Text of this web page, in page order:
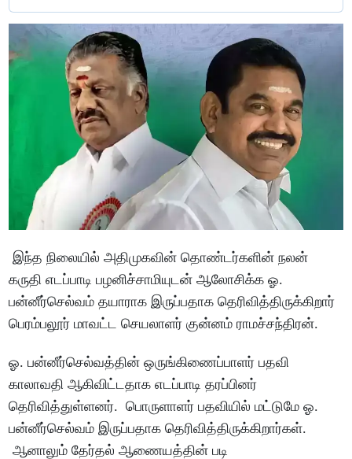
இந்த நிலையில் அதிமுகவின் தொண்டர்களின் நலன்
கருதி எடப்பாடி பழனிச்சாமியுடன் ஆலோசிக்க ஓ.
பன்னீர்செல்வம் தயாராக இருப்பதாக தெரிவித்திருக்கிறார்
பெரம்பலூர் மாவட்ட செயலாளர் குன்னம் ராமச்சந்திரன்.
ஓ. பன்னீர்செல்வத்தின் ஒருங்கிணைப்பாளர் பதவி
காலாவதி ஆகிவிட்டதாக எடப்பாடி தரப்பினர்
தெரிவித்துள்ளனர். பொருளாளர் பதவியில் மட்டுமே ஓ.
பன்னீர்செல்வம் இருப்பதாக தெரிவித்திருக்கிறார்கள்.
ஆனாலும் தேர்தல் ஆணையத்தின் படி